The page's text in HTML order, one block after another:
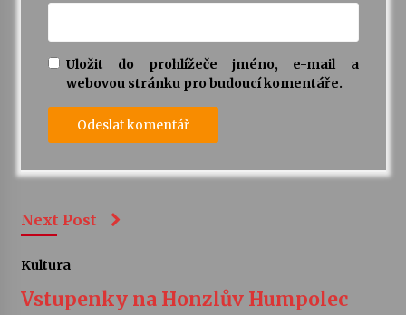
Uložit do prohlížeče jméno, e-mail a
webovou stránku pro budoucí komentáře.
Next Post
Kultura
Vstupenky na Honzlův Humpolec